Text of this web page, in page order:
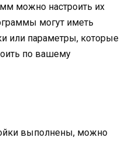
можно настроить их
могут иметь
или параметры, которые
по вашему
выполнены, можно